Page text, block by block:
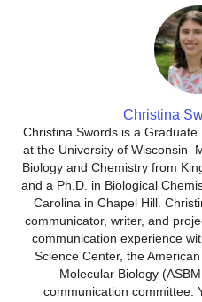
Christina
Christina Swords is a
at the University of
Biology and Chemistry from
and a Ph.D. in Biological
Carolina in Chapel Hill.
communicator, writer, and
communication experience
Science Center, the
Molecular Biology
communication committee.